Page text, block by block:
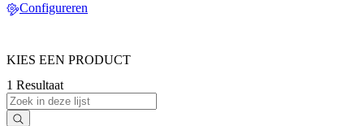
Configureren
KIES EEN PRODUCT
1 Resultaat